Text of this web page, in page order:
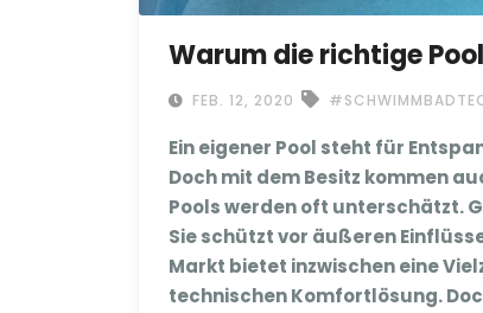
Warum die richtige
FEB. 12, 2020
Ein eigener Pool steht für
Doch mit dem Besitz kommen
Pools werden oft unterschätzt.
Sie schützt vor äußeren
Markt bietet inzwischen eine
technischen Komfortlösung.